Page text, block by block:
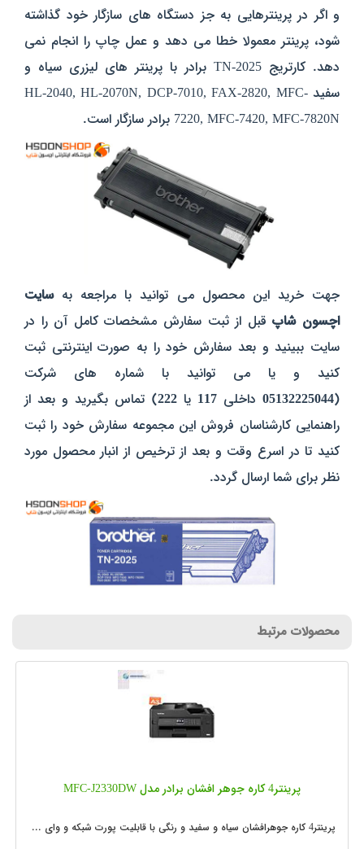
و اگر در پرینترهایی به جز دستگاه های سازگار خود گذاشته
شود، پرینتر معمولا خطا می دهد و عمل چاپ را انجام نمی
دهد. کارتریج TN-2025 برادر با پرینتر های لیزری سیاه و
سفید HL-2040, HL-2070N, DCP-7010, FAX-2820, MFC-
7220, MFC-7420, MFC-7820N برادر سازگار است.
جهت خرید این محصول می توانید با مراجعه بهسایت
اچسون شاپقبل از ثبت سفارش مشخصات کامل آن را در
سایت ببینید و بعد سفارش خود را به صورت اینترنتی ثبت
کنید و یا می توانید با شماره های شرکت
(
05132225044داخلی117 یا222) تماس بگیرید و بعد از
راهنمایی کارشناسان فروش این مجموعه سفارش خود را ثبت
کنید تا در اسرع وقت و بعد از ترخیص از انبار محصول مورد
نظر برای شما ارسال گردد.
محصولات مرتبط
پرینتر4 کاره جوهر افشان برادر مدل MFC-J2330DW
پرینتر4 کاره جوهرافشان سیاه و سفید و رنگی با قابلیت پورت شبکه و وای ...